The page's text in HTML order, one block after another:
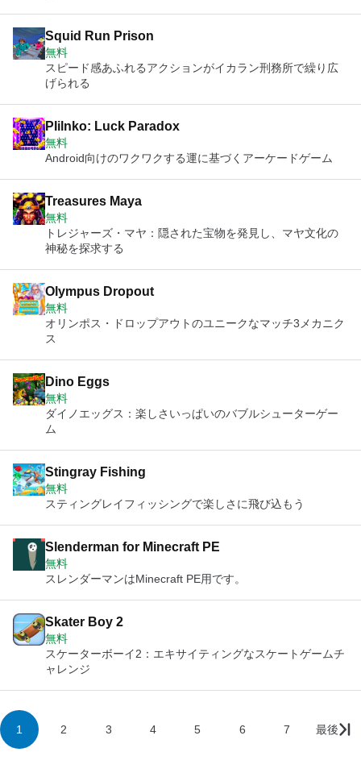
Squid Run Prison
無料
スピード感あふれるアクションがイカラン刑務所で繰り広
げられる
PIilnko: Luck Paradox
無料
Android向けのワクワクする運に基づくアーケードゲーム
Treasures Maya
無料
トレジャーズ・マヤ：隠された宝物を発見し、マヤ文化の
神秘を探求する
Olympus Dropout
無料
オリンポス・ドロップアウトのユニークなマッチ3メカニク
ス
Dino Eggs
無料
ダイノエッグス：楽しさいっぱいのバブルシューターゲー
ム
Stingray Fishing
無料
スティングレイフィッシングで楽しさに飛び込もう
Slenderman for Minecraft PE
無料
スレンダーマンはMinecraft PE用です。
Skater Boy 2
無料
スケーターボーイ2：エキサイティングなスケートゲームチ
ャレンジ
1 2 3 4 5 6 7 最後